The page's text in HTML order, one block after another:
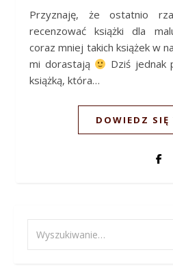
Przyznaję, że ostatnio rzadko zdarza mi się
recenzować książki dla
coraz mniej takich książek w
mi dorastają
Dziś jednak
książką, która…
DOWIEDZ SIĘ